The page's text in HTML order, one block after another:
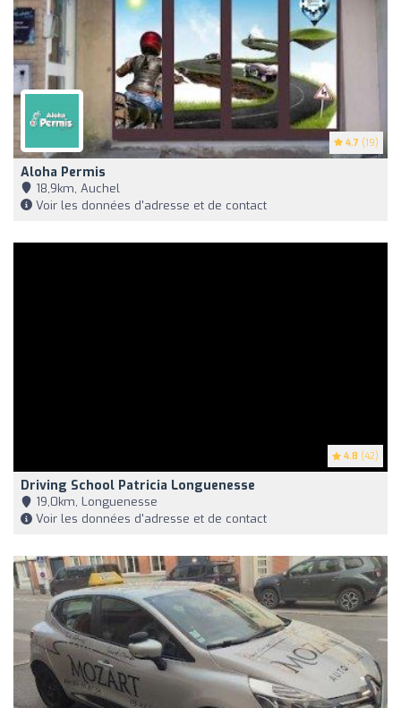
4.7 (19)
Aloha Permis
18,9km, Auchel
Voir les données d'adresse et de contact
4.8 (42)
Driving School Patricia Longuenesse
19,0km, Longuenesse
Voir les données d'adresse et de contact